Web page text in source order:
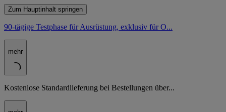
Zum Hauptinhalt springen
90-tägige Testphase für Ausrüstung, exklusiv für O...
mehr
Kostenlose Standardlieferung bei Bestellungen über...